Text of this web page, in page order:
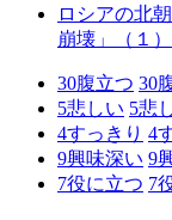
ロシアの北
崩壊」（１）
30腹立つ 30
5悲しい 5悲
4すっきり 4
9興味深い 9
7役に立つ 7